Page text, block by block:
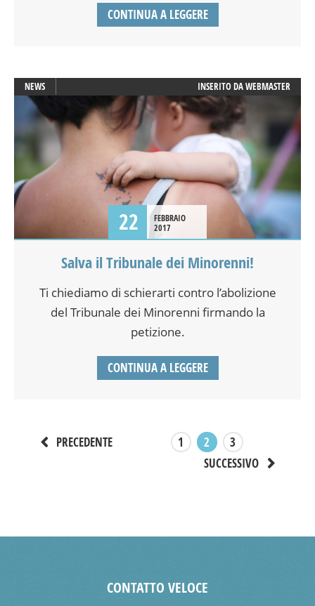
CONTINUA A LEGGERE
NEWS INSERITO DAWEBMASTER
22
FEBBRAIO
2017
Salva il Tribunale dei Minorenni!
Ti chiediamo di schierarti contro l’abolizione
del Tribunale dei Minorenni firmando la
petizione.
CONTINUA A LEGGERE
PRECEDENTE 1 2
3
SUCCESSIVO
CONTATTO VELOCE